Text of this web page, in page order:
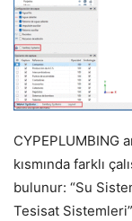
CYPEPLUMBING
kısmında farklı
bulunur: “Su
Tesisat